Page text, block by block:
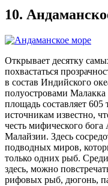
10.
Открывает десятку
похвастаться
в состав Индийского
полуостровами
площадь составляет
источникам известно,
честь мифического
Малайзии. Здесь
подводных миров,
только одних рыб.
здесь, можно
рифовых рыб, дюгонь,